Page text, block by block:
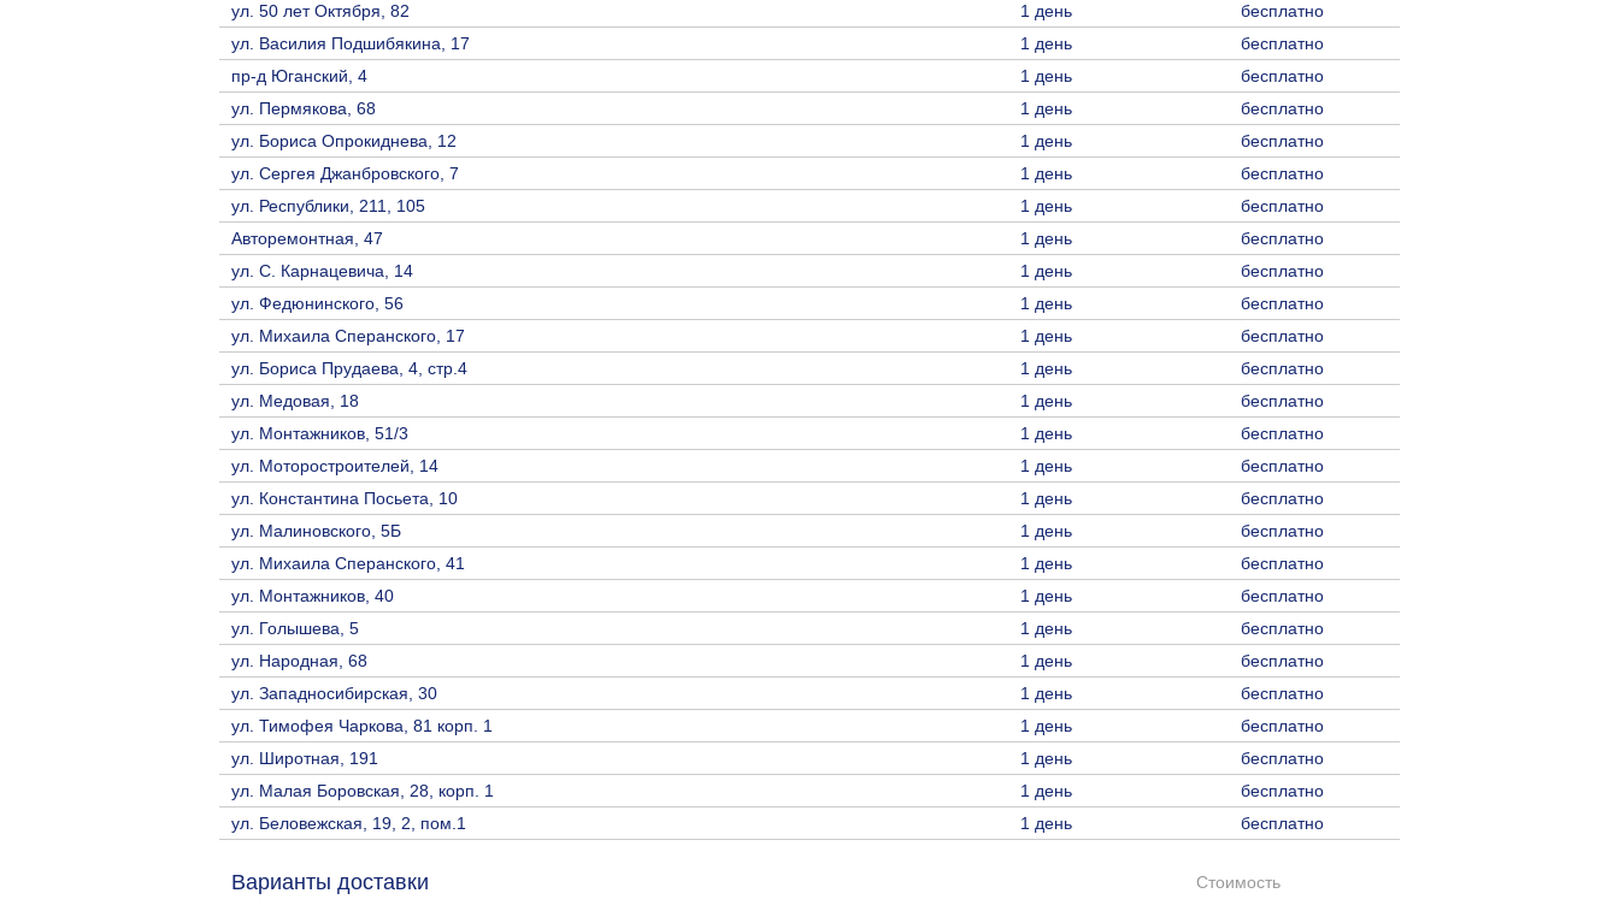
ул. 50 лет Октября, 82
1 день
бесплатно
ул. Василия Подшибякина, 17
1 день
бесплатно
пр-д Юганский, 4
1 день
бесплатно
ул. Пермякова, 68
1 день
бесплатно
ул. Бориса Опрокиднева, 12
1 день
бесплатно
ул. Сергея Джанбровского, 7
1 день
бесплатно
ул. Республики, 211, 105
1 день
бесплатно
Авторемонтная, 47
1 день
бесплатно
ул. С. Карнацевича, 14
1 день
бесплатно
ул. Федюнинского, 56
1 день
бесплатно
ул. Михаила Сперанского, 17
1 день
бесплатно
ул. Бориса Прудаева, 4, стр.4
1 день
бесплатно
ул. Медовая, 18
1 день
бесплатно
ул. Монтажников, 51/3
1 день
бесплатно
ул. Моторостроителей, 14
1 день
бесплатно
ул. Константина Посьета, 10
1 день
бесплатно
ул. Малиновского, 5Б
1 день
бесплатно
ул. Михаила Сперанского, 41
1 день
бесплатно
ул. Монтажников, 40
1 день
бесплатно
ул. Голышева, 5
1 день
бесплатно
ул. Народная, 68
1 день
бесплатно
ул. Западносибирская, 30
1 день
бесплатно
ул. Тимофея Чаркова, 81 корп. 1
1 день
бесплатно
ул. Широтная, 191
1 день
бесплатно
ул. Малая Боровская, 28, корп. 1
1 день
бесплатно
ул. Беловежская, 19, 2, пом.1
1 день бесплатно
Варианты доставки Стоимость